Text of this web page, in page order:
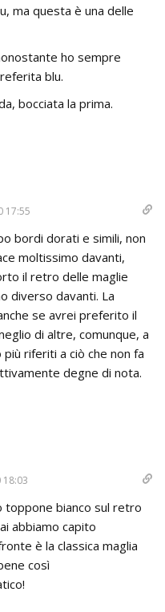
ma questa è una delle
ho sempre
blu.
bocciata la prima.
17:55
bordi dorati e simili, non
moltissimo davanti,
il retro delle maglie
diverso davanti. La
se avrei preferito il
di altre, comunque, a
riferiti a ciò che non fa
degne di nota.
toppone bianco sul retro
abbiamo capito
è la classica maglia
così